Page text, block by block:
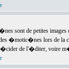
sont de petites
�motic�nes lors de la
de l'�diter, voire